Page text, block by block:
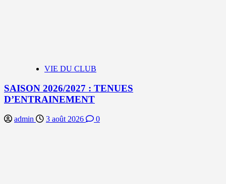
VIE DU CLUB
SAISON 2026/2027 : TENUES
D’ENTRAINEMENT
admin 3 août 2026 0